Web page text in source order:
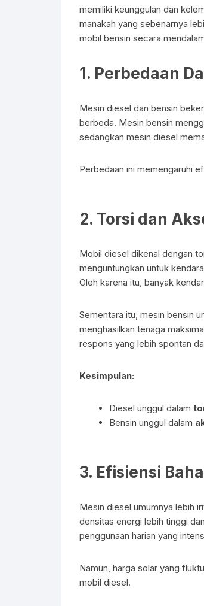
c
e
b
o
o
k
ail at
s
A
p
p
ar
e
memiliki keunggulan dan
manakah yang sebenarnya
mobil bensin secara
1. Perbedaan
Mesin diesel dan bensin
berbeda. Mesin bensin
sedangkan mesin diesel
Perbedaan ini memengaruhi
2. Torsi dan
Mobil diesel dikenal dengan
menguntungkan untuk
Oleh karena itu, banyak
Sementara itu, mesin bensin
menghasilkan tenaga
respons yang lebih spontan
Kesimpulan:
Diesel unggul dalam
Bensin unggul dalam
3. Efisiensi
Mesin diesel umumnya lebih
densitas energi lebih tinggi
penggunaan harian yang
Namun, harga solar yang
mobil diesel.